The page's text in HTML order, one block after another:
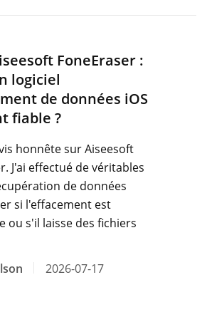
FoneEraser :
logiciel
de données iOS
fiable ?
honnête sur Aiseesoft
J'ai effectué de véritables
de données
si l'effacement est
ou s'il laisse des fichiers
2026-07-17